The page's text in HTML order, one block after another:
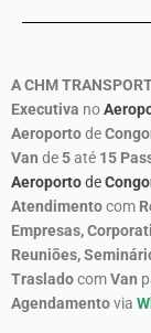
A CHM
Executiva no
Aeroportode
Van de5até 15
Aeroportode
Atendimentocom
Empresas,
Reuniões,
TrasladocomVan
Agendamentovia